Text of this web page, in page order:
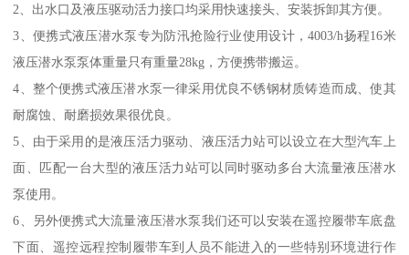
2、出水口及液压驱动活力接口均采用快速接头、安装拆卸其方便。
3、便携式液压潜水泵专为防汛抢险行业使用设计，4003/h扬程16米
液压潜水泵泵体重量只有重量28kg，方便携带搬运。
4、整个便携式液压潜水泵一律采用优良不锈钢材质铸造而成、使其
耐腐蚀、耐磨损效果很优良。
5、由于采用的是液压活力驱动、液压活力站可以设立在大型汽车上
面、匹配一台大型的液压活力站可以同时驱动多台大流量液压潜水
泵使用。
6、另外便携式大流量液压潜水泵我们还可以安装在遥控履带车底盘
下面、遥控远程控制履带车到人员不能进入的一些特别环境进行作